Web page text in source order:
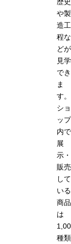
や製
造工
程な
どが
見学
でき
ま
す。
ショ
ップ
内で
展
示・
販売
して
いる
商品
は
種類